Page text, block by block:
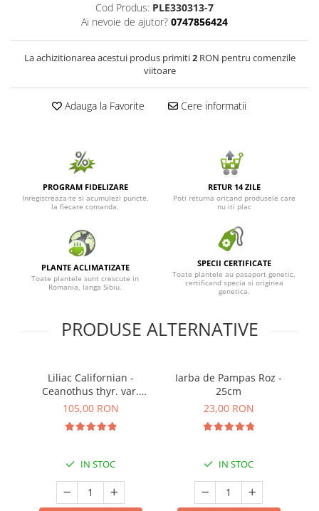
Cod Produs: PLE330313-7
Ai nevoie de ajutor? 0747856424
La achizitionarea acestui produs primiti2RON pentru comenzile
viitoare
Adauga la Favorite Cere informatii
PROGRAM FIDELIZARE
Inregistreaza-te si acumulezi puncte,
la fiecare comanda.
RETUR 14 ZILE
Poti returna oricand produsele care
nu iti plac
PLANTE ACLIMATIZATE
Toate plantele sunt crescute in
Romania, langa Sibiu.
SPECII CERTIFICATE
Toate plantele au pasaport genetic,
certificand specia si originea
genetica.
PRODUSE ALTERNATIVE
Liliac Californian -
Ceanothus thyr. var.
repens (Tufa) - 30cm
105,00 RON
IN STOC
Iarba de Pampas Roz -
25cm
23,00 RON
IN STOC